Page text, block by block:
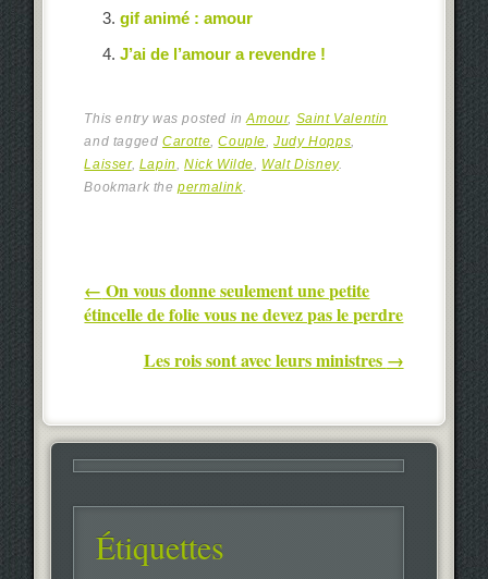
gif animé : amour
J’ai de l’amour a revendre !
This entry was posted inAmour, Saint Valentin
and taggedCarotte,Couple,Judy Hopps,
Laisser, Lapin,Nick Wilde, Walt Disney.
Bookmark thepermalink.
Post navigation
← On vous donne seulement une petite
étincelle de folie vous ne devez pas le perdre
Les rois sont avec leurs ministres →
Étiquettes